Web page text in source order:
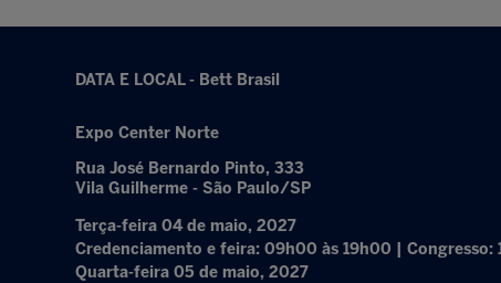
DATA E LOCAL - Bett Brasil
Expo Center Norte
Rua José Bernardo Pinto, 333
Vila Guilherme - São Paulo/SP
Terça-feira 04 de maio, 2027
Credenciamento e feira: 09h00 às 19h00 | Congresso:
Quarta-feira 05 de maio, 2027